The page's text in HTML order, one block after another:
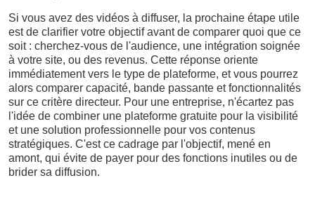
Si vous avez des vidéos à diffuser, la prochaine étape utile
est de clarifier votre objectif avant de comparer quoi que ce
soit : cherchez-vous de l'audience, une intégration soignée
à votre site, ou des revenus. Cette réponse oriente
immédiatement vers le type de plateforme, et vous pourrez
alors comparer capacité, bande passante et fonctionnalités
sur ce critère directeur. Pour une entreprise, n'écartez pas
l'idée de combiner une plateforme gratuite pour la visibilité
et une solution professionnelle pour vos contenus
stratégiques. C'est ce cadrage par l'objectif, mené en
amont, qui évite de payer pour des fonctions inutiles ou de
brider sa diffusion.